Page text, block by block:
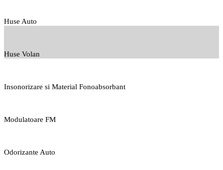
Huse Auto
Huse Volan
Insonorizare si Material Fonoabsorbant
Modulatoare FM
Odorizante Auto